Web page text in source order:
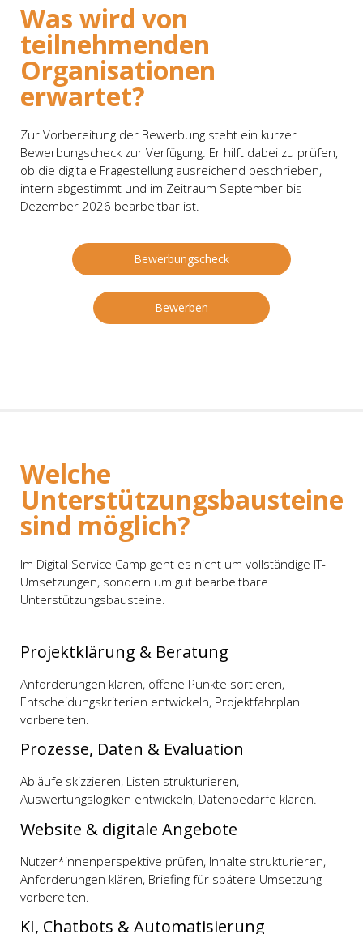
Was wird von
teilnehmenden
Organisationen
erwartet?
Zur Vorbereitung der Bewerbung steht ein kurzer
Bewerbungscheck zur Verfügung. Er hilft dabei zu prüfen,
ob die digitale Fragestellung ausreichend beschrieben,
intern abgestimmt und im Zeitraum September bis
Dezember 2026 bearbeitbar ist.
Bewerbungscheck
Bewerben
Welche
Unterstützungsbausteine
sind möglich?
Im Digital Service Camp geht es nicht um vollständige IT-
Umsetzungen, sondern um gut bearbeitbare
Unterstützungsbausteine.
Projektklärung & Beratung
Anforderungen klären, offene Punkte sortieren,
Entscheidungskriterien entwickeln, Projektfahrplan
vorbereiten.
Prozesse, Daten & Evaluation
Abläufe skizzieren, Listen strukturieren,
Auswertungslogiken entwickeln, Datenbedarfe klären.
Website & digitale Angebote
Nutzer*innenperspektive prüfen, Inhalte strukturieren,
Anforderungen klären, Briefing für spätere Umsetzung
vorbereiten.
KI, Chatbots & Automatisierung